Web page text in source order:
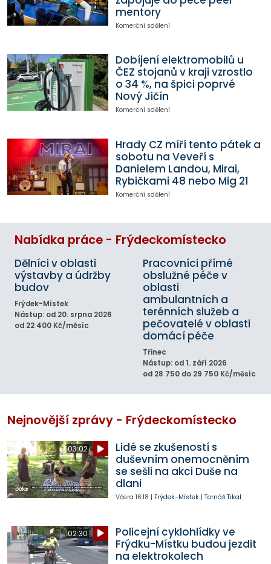
mentory
Komerční sdělení
Dobíjení elektromobilů u
ČEZ stojanů v kraji vzrostlo
o 34 %, na špici poprvé
Nový Jičín
Komerční sdělení
Hrady CZ míří tento pátek a
sobotu na Veveří s
Danielem Landou, Mirai,
Rybičkami 48 nebo Mig 21
Komerční sdělení
Nabídka práce - Frýdeckomístecko
Dělníci v oblasti
výstavby a údržby
budov
Frýdek-Místek
Nástup: od 20. srpna 2026
od 22 400 Kč/měsíc
Pracovníci přímé
obslužné péče v
oblasti
ambulantních a
terénních služeb a
pečovatelé v oblasti
domácí péče
Třinec
Nástup: od 1. září 2026
od 28 750 do 29 750 Kč/měsíc
Nejnovější zprávy - Frýdeckomístecko
03:02
Lidé se zkušeností s
duševním onemocněním
se sešli na akci Duše na
dlani
Včera 16:18 | Frýdek-Místek| Tomáš Tikal
02:30
Policejní cyklohlídky ve
Frýdku-Místku budou jezdit
na elektrokolech